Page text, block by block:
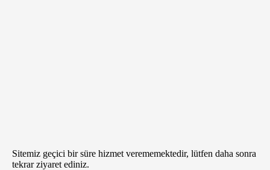
Sitemiz geçici bir süre hizmet verememektedir, lütfen daha sonra
tekrar ziyaret ediniz.